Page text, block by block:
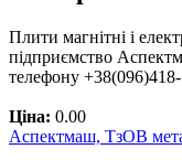
Плити магнітні і
підприємство
телефону
Ціна: 0.00
Аспектмаш, ТзОВ